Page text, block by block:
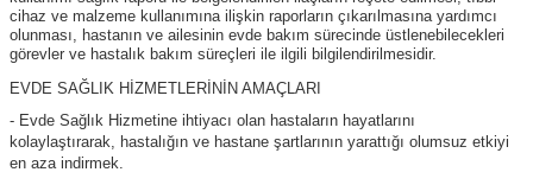
cihaz ve malzeme kullanımına ilişkin raporların çıkarılmasına yardımcı
olunması, hastanın ve ailesinin evde bakım sürecinde üstlenebilecekleri
görevler ve hastalık bakım süreçleri ile ilgili bilgilendirilmesidir.
EVDE SAĞLIK HİZMETLERİNİN AMAÇLARI
- Evde Sağlık Hizmetine ihtiyacı olan hastaların hayatlarını
kolaylaştırarak, hastalığın ve hastane şartlarının yarattığı olumsuz etkiyi
en aza indirmek.